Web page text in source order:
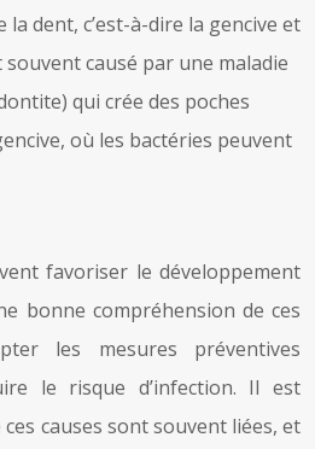
dent, c’est-à-dire la gencive et
souvent causé par une maladie
qui crée des poches
où les bactéries peuvent
favoriser le développement
bonne compréhension de ces
les mesures préventives
le risque d’infection. Il est
causes sont souvent liées, et